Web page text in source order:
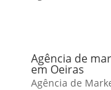
Agência de
em Oeiras
Agência de